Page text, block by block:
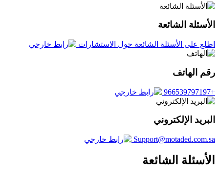
الأسئلة الشائعة
اطلع على الأسئلة الشائعة حول الاستشارات
رقم الهاتف
+966539797197
البريد الإلكتروني
Support@motaded.com.sa
الأسئلة الشائعة